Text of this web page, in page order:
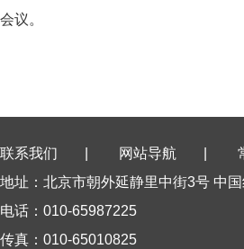
会议。
联系我们 网站导航
地址：北京市朝外延静里中街3号 中
电话：010-65987225
传真：010-65010825